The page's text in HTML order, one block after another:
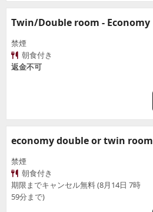
Twin/Double room - Economy
禁煙
朝食付き
返金不可
economy double or twin room
禁煙
朝食付き
期限までキャンセル無料 (8月14日 7時
59分まで)